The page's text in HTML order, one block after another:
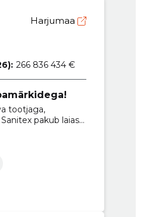
Harjumaa
266 836 434 €
tootjaga,
pakub laias